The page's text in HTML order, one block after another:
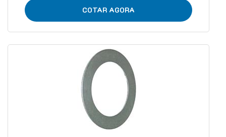
COTAR AGORA